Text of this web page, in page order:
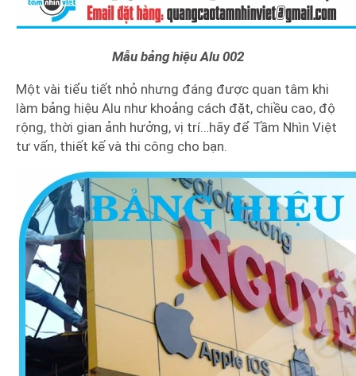
Mẫu bảng hiệu Alu 002
Một vài tiểu tiết nhỏ nhưng đáng được quan tâm khi
làm bảng hiệu Alu như khoảng cách đặt, chiều cao, độ
rộng, thời gian ảnh hưởng, vị trí…hãy để Tầm Nhìn Việt
tư vấn, thiết kế và thi công cho bạn.